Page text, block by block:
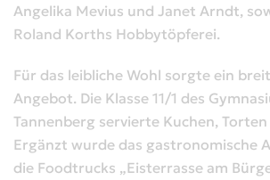
Angelika Mevius und Janet Arndt,
Roland Korths Hobbytöpferei.
Für das leibliche Wohl sorgte ein
Angebot. Die Klasse 11/1 des
Tannenberg servierte Kuchen,
Ergänzt wurde das gastronomische
die Foodtrucks „Eisterrasse am